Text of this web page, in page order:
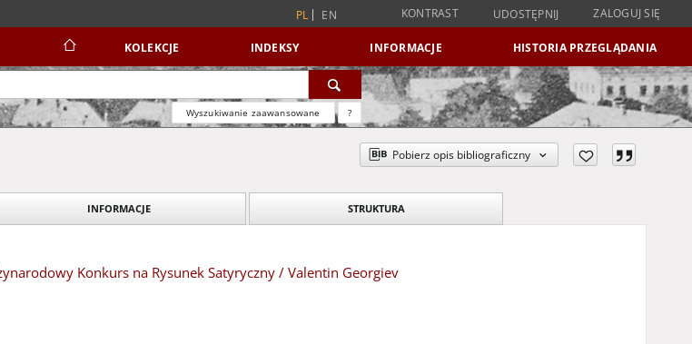
PL EN KONTRAST UDOSTĘPNIJ ZALOGUJ SIĘ
KOLEKCJE INDEKSY INFORMACJE HISTORIA PRZEGLĄDANIA
Wyszukiwanie zaawansowane ?
Pobierz opis bibliograficzny
INFORMACJE STRUKTURA
Konkurs na Rysunek Satyryczny / Valentin Georgiev